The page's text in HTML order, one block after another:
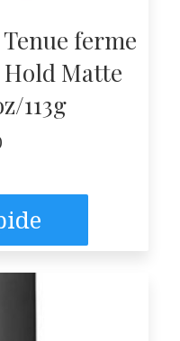
ferme
Hold Matte
113g